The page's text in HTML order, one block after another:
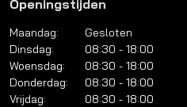
Openingstijden
Maandag:
Gesloten
Dinsdag:
08:30 - 18:00
Woensdag:
08:30 - 18:00
Donderdag:
08:30 - 18:00
Vrijdag:
08:30 - 18:00